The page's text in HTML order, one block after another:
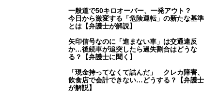
一般道で50キロオーバー、一発アウト？
今日から激変する「危険運転」の新たな基準
とは【弁護士が解説】
矢印信号なのに「進まない車」は交通違反
か…後続車が追突したら過失割合はどうな
る？【弁護士に聞く】
「現金持ってなくて詰んだ」 クレカ障害、
飲食店で会計できない…どうする？【弁護士
が解説】